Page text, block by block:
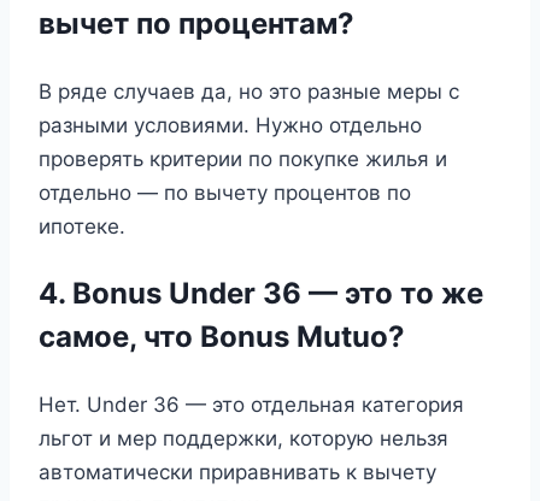
вычет по процентам?
В ряде случаев да, но это разные меры с
разными условиями. Нужно отдельно
проверять критерии по покупке жилья и
отдельно — по вычету процентов по
ипотеке.
4. Bonus Under 36 — это то же
самое, что Bonus Mutuo?
Нет. Under 36 — это отдельная категория
льгот и мер поддержки, которую нельзя
автоматически приравнивать к вычету